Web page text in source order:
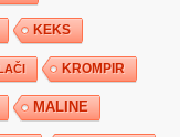
KEKS
KROMPIR
MALINE